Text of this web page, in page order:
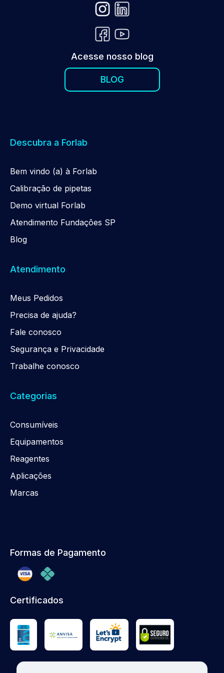
Acesse nosso blog
BLOG
Descubra a Forlab
Bem vindo (a) à Forlab
Calibração de pipetas
Demo virtual Forlab
Atendimento Fundações SP
Blog
Atendimento
Meus Pedidos
Precisa de ajuda?
Fale conosco
Segurança e Privacidade
Trabalhe conosco
Categorias
Consumíveis
Equipamentos
Reagentes
Aplicações
Marcas
Formas de Pagamento
Certificados